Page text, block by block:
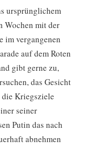
ursprünglichem
Wochen mit der
im vergangenen
auf dem Roten
gibt gerne zu,
das Gesicht
Kriegsziele
seiner
Putin das nach
abnehmen